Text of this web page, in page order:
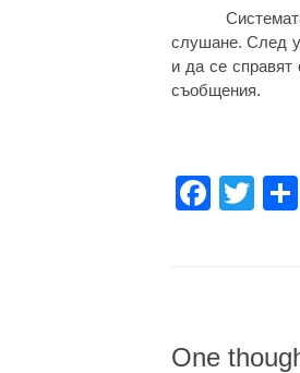
слушане. След
и да се справят
съобщения.
One